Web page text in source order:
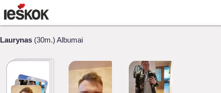
Laurynas (30m.) Albumai